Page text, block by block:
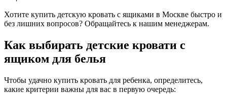
Хотите купить детскую кровать с ящиками в Москве быстро и
без лишних вопросов? Обращайтесь к нашим менеджерам.
Как выбирать детские кровати с
ящиком для белья
Чтобы удачно купить кровать для ребенка, определитесь,
какие критерии важны для вас в первую очередь: